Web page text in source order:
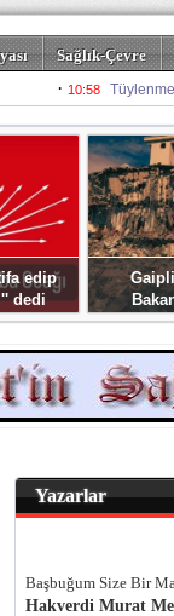
Sağlık-Çevre
edip
dedi
Yazarlar
Başbuğum Size Bir
Hakverdi Murat